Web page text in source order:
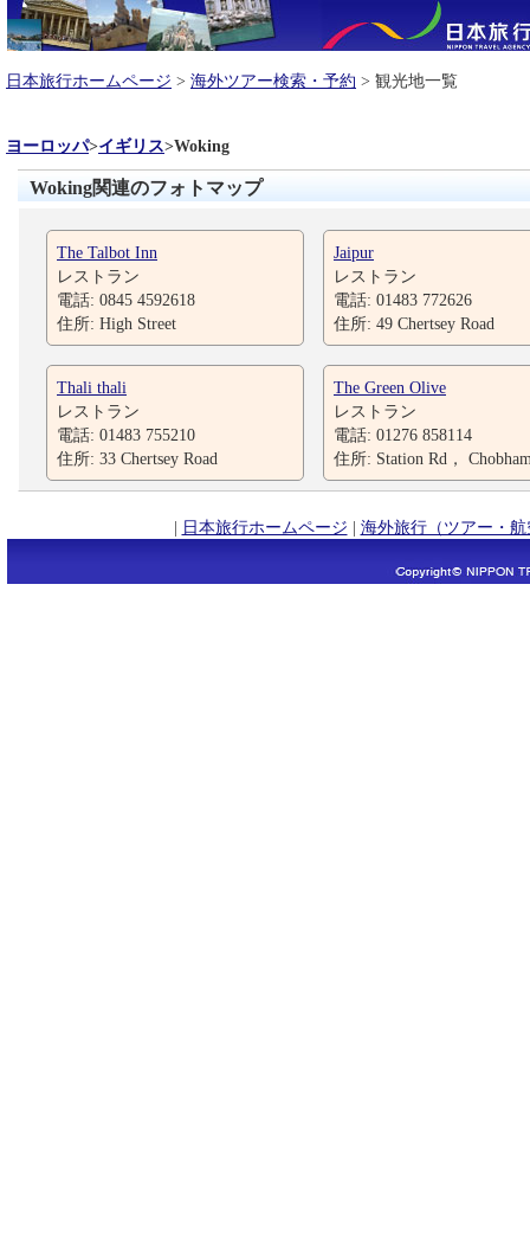
日本旅行ホームページ > 海外ツアー検索・予約 > 観光地一覧
ヨーロッパ>イギリス>Woking
Woking関連のフォトマップ
The Talbot Inn
レストラン
電話: 0845 4592618
住所: High Street
Jaipur
レストラン
電話: 01483 772626
住所: 49 Chertsey Road
Thali thali
レストラン
電話: 01483 755210
住所: 33 Chertsey Road
The Green Olive
レストラン
電話: 01276 858114
住所: Station Rd，
| 日本旅行ホームページ | 海外旅行（ツアー・航